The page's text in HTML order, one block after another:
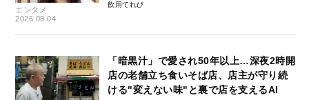
エンタメ
2026.08.04
飲用てれび
「暗黒汁」で愛され50年以上…深夜2時開
店の老舗立ち食いそば店、店主が守り続
ける"変えない味"と裏で店を支えるAI